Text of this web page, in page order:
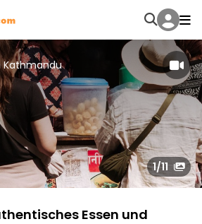
Kathmandu
1/11
Essen und